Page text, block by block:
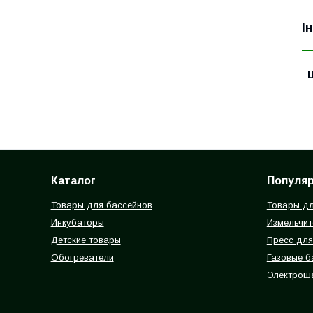
Каталог
Товары для бассейнов
Инкубаторы
Детские товары
Обогреватели
Товары
Пресс
Газовые